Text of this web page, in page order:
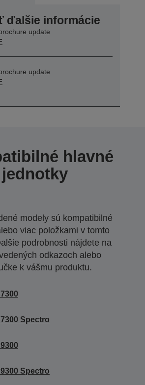
ďalšie informácie
update
update
hlavné
jednotky
modely sú kompatibilné
viac položkami v tomto
podrobnosti nájdete na
odkazoch alebo
k vášmu produktu.
Spectro
Spectro